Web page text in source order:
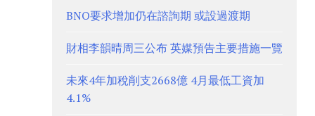
BNO要求增加仍在諮詢期 或設過渡期
財相李韻晴周三公布 英媒預告主要措施一覽
未來4年加稅削支2668億 4月最低工資加
4.1%